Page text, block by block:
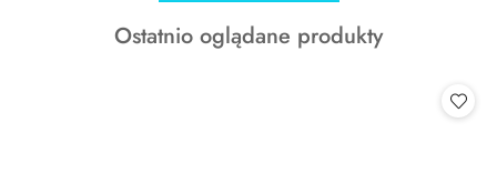
o
statusie:
Produkty
Ostatnio oglądane produkty